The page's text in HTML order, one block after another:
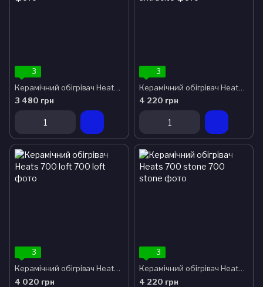
3
Керамічний обігрівач Heats 500 oro
3 480 грн
3
Керамічний обігрівач Heats 700 antracite
4 220 грн
3
Керамічний обігрівач Heats 700 loft
4 020 грн
3
Керамічний обігрівач Heats 700 stone
4 220 грн